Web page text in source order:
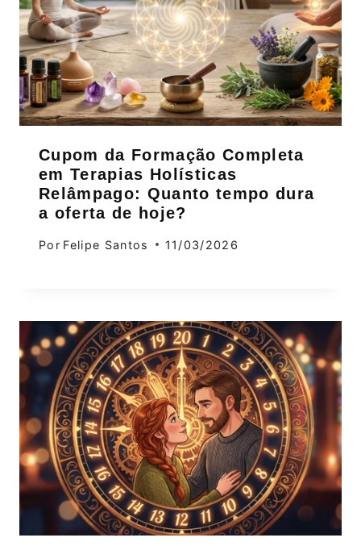
Cupom da Formação Completa
em Terapias Holísticas
Relâmpago: Quanto tempo dura
a oferta de hoje?
Por Felipe Santos 11/03/2026